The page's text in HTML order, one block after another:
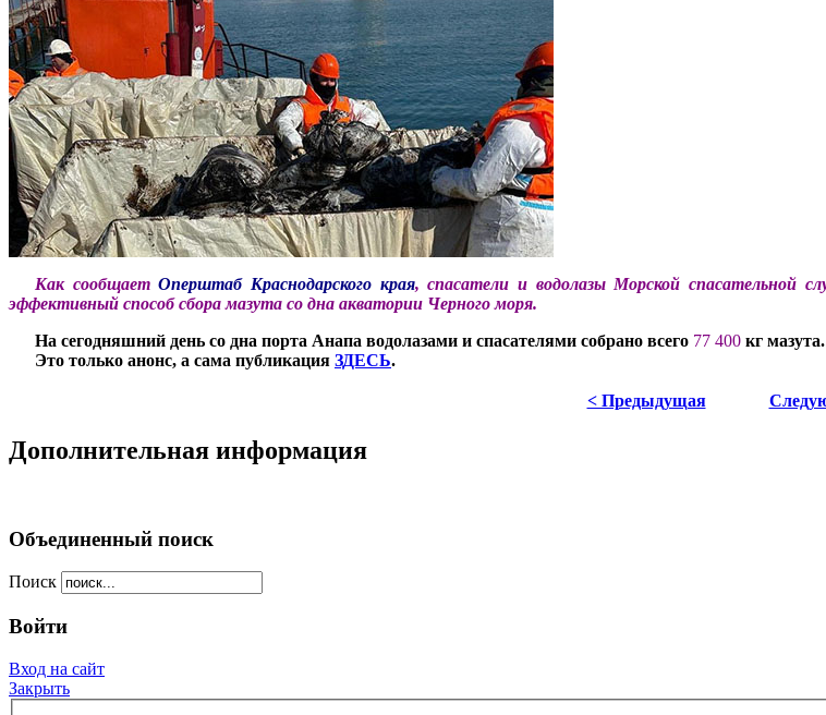
Как сообщаетОперштаб Краснодарского края, спасатели и водолазы Морской спасательной
эффективный способ сбора мазута со дна акватории Черного моря.
На сегодняшний день со дна порта Анапа водолазами и спасателями собрано всего 77 400 кг мазута.
Это только анонс, а сама публикация ЗДЕСЬ.
< Предыдущая
Дополнительная информация
Объединенный поиск
Поиск
Войти
Вход на сайт
Закрыть